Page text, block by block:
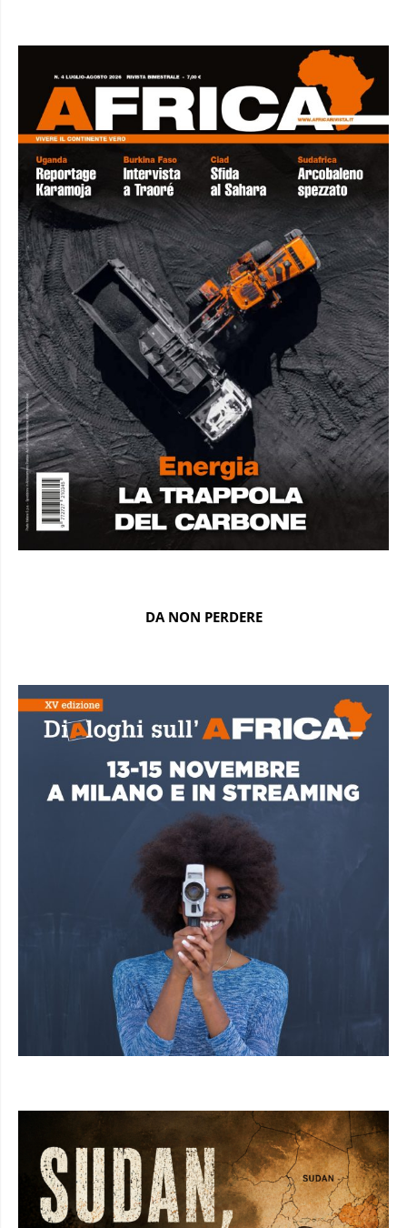
DA NON PERDERE